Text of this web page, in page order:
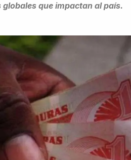
que impactan al país.